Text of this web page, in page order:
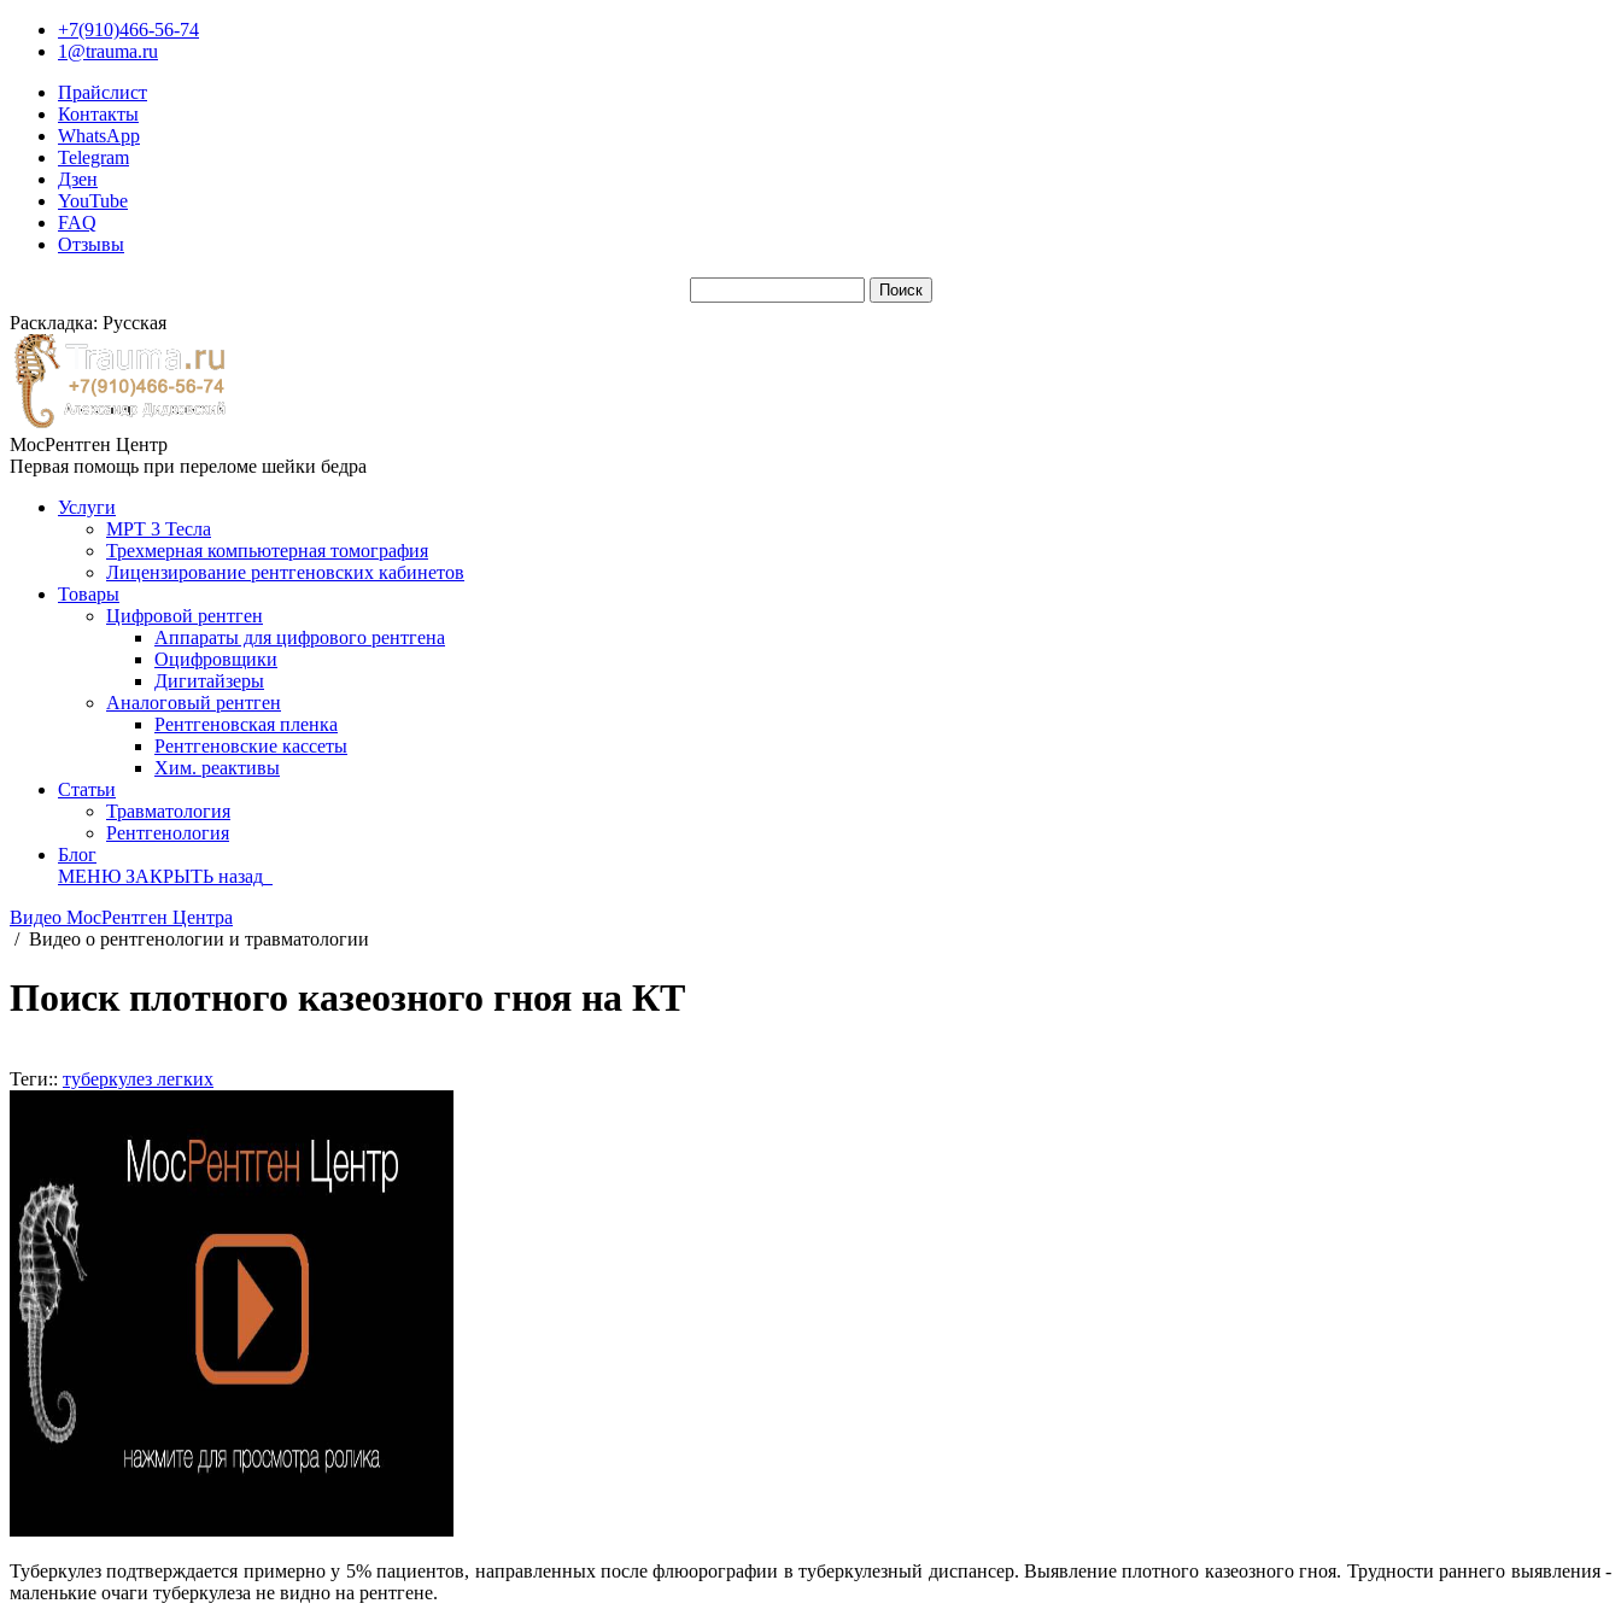
+7(910)466-56-74
1@trauma.ru
Прайслист
Контакты
WhatsApp
Telegram
Дзен
YouTube
FAQ
Отзывы
Раскладка: Русская
МосРентген Центр
Первая помощь при переломе шейки бедра
Услуги
МРТ 3 Тесла
Трехмерная компьютерная томография
Лицензирование рентгеновских кабинетов
Товары
Цифровой рентген
Аппараты для цифрового рентгена
Оцифровщики
Дигитайзеры
Аналоговый рентген
Рентгеновская пленка
Рентгеновские кассеты
Хим. реактивы
Статьи
Травматология
Рентгенология
Блог
МЕНЮ ЗАКРЫТЬ назад
Видео МосРентген Центра
/ Видео о рентгенологии и травматологии
Поиск плотного казеозного гноя на КТ
Теги:: туберкулез легких
Туберкулез подтверждается примерно у 5% пациентов, направленных после флюорографии в туберкулезный диспансер. Выявление плотного казеозного гноя. Трудности раннего выявления -
маленькие очаги туберкулеза не видно на рентгене.